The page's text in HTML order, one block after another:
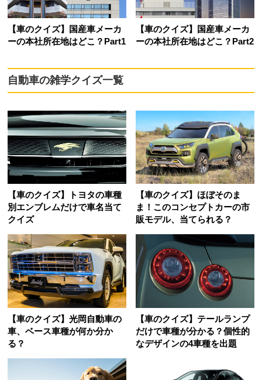
【車のクイズ】国産車メーカ
ーの本社所在地はどこ？Part1
【車のクイズ】国産車メーカ
ーの本社所在地はどこ？Part2
自動車の雑学クイズ一覧
【車のクイズ】トヨタの車種
別エンブレムだけで車名当て
クイズ
【車のクイズ】ほぼそのま
ま！このコンセプトカーの市
販モデル、当てられる？
【車のクイズ】光岡自動車の
車、ベース車種が何か分か
る？
【車のクイズ】テールランプ
だけで車種が分かる？個性的
なデザインの4車種を出題